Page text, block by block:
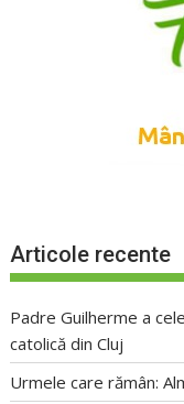
Articole recente
Padre Guilherme a
catolică din Cluj
Urmele care rămân: